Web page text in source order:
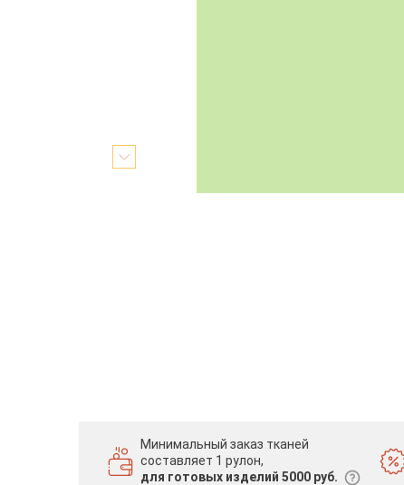
Минимальный заказ тканей
составляет 1 рулон,
для готовых изделий 5000 руб.